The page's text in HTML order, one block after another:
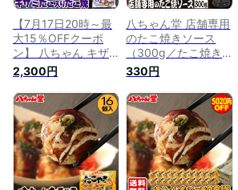
【7月17日20時～最
大15％OFFクーポ
ン】 八ちゃん キザ
ミタコ入り たこ焼き
（50個入／1kg）
［業務用 冷凍 八ち
ゃん堂 八ちゃんたこ
焼き 冷凍たこ焼き
冷凍食品 惣菜 九州
国産 通販 はっちゃ
ん お取り寄せグルメ
たこやき］
2,300円
八ちゃん堂 店舗専用
のたこ焼きソース
（300g／たこ焼き
約100個分） ［家庭
用商品 業務用 たこ
焼き 冷凍 八ちゃん
堂 冷凍たこ焼き 冷
凍食品 おつまみ ビ
ール 九州 国産 通販
はっちゃん］
330円